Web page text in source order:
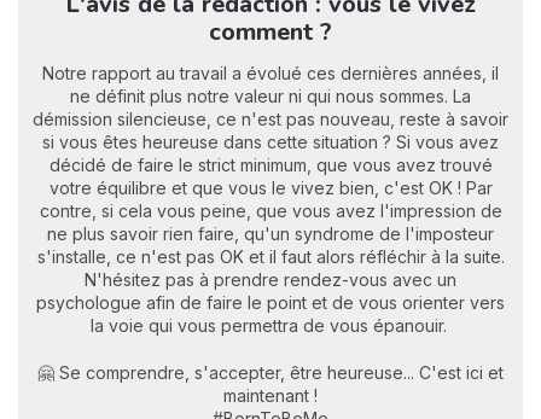
comment ?
Notre rapport au travail a évolué ces dernières années, il
ne définit plus notre valeur ni qui nous sommes. La
démission silencieuse, ce n'est pas nouveau, reste à savoir
si vous êtes heureuse dans cette situation ? Si vous avez
décidé de faire le strict minimum, que vous avez trouvé
votre équilibre et que vous le vivez bien, c'est OK ! Par
contre, si cela vous peine, que vous avez l'impression de
ne plus savoir rien faire, qu'un syndrome de l'imposteur
s'installe, ce n'est pas OK et il faut alors réfléchir à la suite.
N'hésitez pas à prendre rendez-vous avec un
psychologue afin de faire le point et de vous orienter vers
la voie qui vous permettra de vous épanouir.
🤗 Se comprendre, s'accepter, être heureuse... C'est ici et
maintenant !